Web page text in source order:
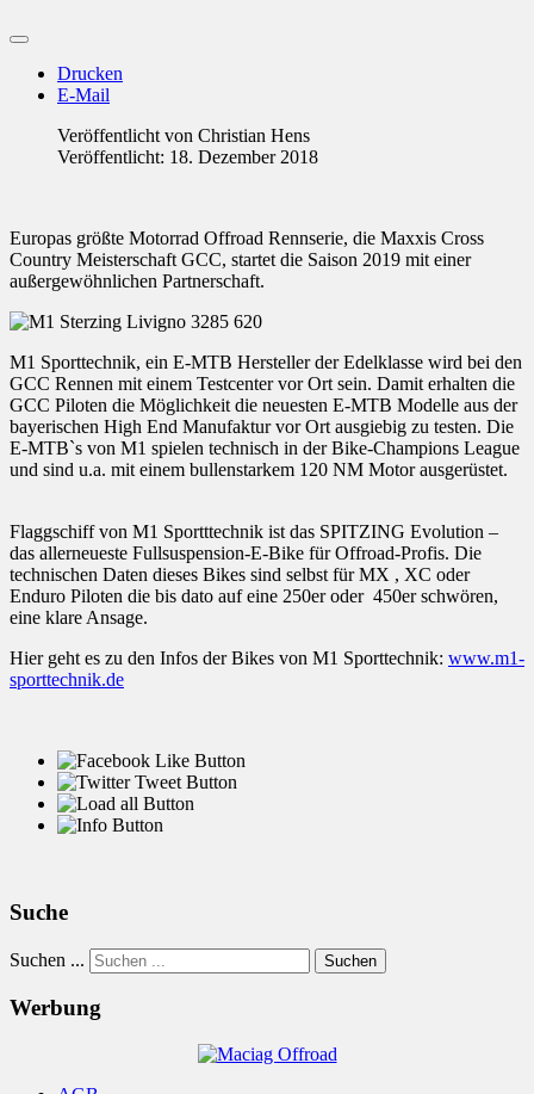
Drucken
E-Mail
Veröffentlicht von Christian Hens
Veröffentlicht: 18. Dezember 2018
Europas größte Motorrad Offroad Rennserie, die Maxxis Cross
Country Meisterschaft GCC, startet die Saison 2019 mit einer
außergewöhnlichen Partnerschaft.
M1 Sporttechnik, ein E-MTB Hersteller der Edelklasse wird bei den
GCC Rennen mit einem Testcenter vor Ort sein. Damit erhalten die
GCC Piloten die Möglichkeit die neuesten E-MTB Modelle aus der
bayerischen High End Manufaktur vor Ort ausgiebig zu testen. Die
E-MTB`s von M1 spielen technisch in der Bike-Champions League
und sind u.a. mit einem bullenstarkem 120 NM Motor ausgerüstet.
Flaggschiff von M1 Sportttechnik ist das SPITZING Evolution –
das allerneueste Fullsuspension-E-Bike für Offroad-Profis. Die
technischen Daten dieses Bikes sind selbst für MX , XC oder
Enduro Piloten die bis dato auf eine 250er oder 450er schwören,
eine klare Ansage.
Hier geht es zu den Infos der Bikes von M1 Sporttechnik: www.m1-
sporttechnik.de
Suche
Suchen ... Suchen
Werbung